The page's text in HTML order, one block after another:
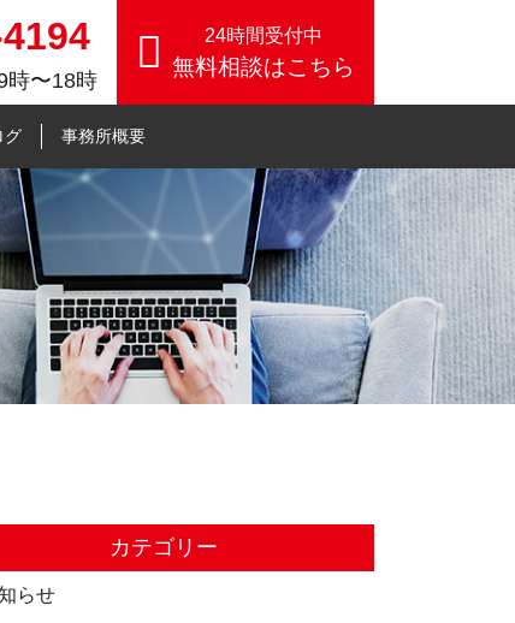
したコンサル事業
時〜18時
24時間受付中
無料相談はこちら
グ 事務所概要
カテゴリー
らせ